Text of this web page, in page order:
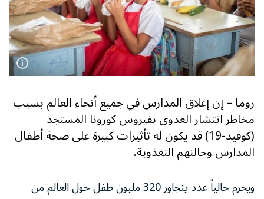
روما – إن إغلاق المدارس في جميع أنحاء العالم بسبب
مخاطر انتشار العدوى بفيروس كورونا المستجد
(كوفيد-19) قد يكون له تأثيرات كبيرة على صحة أطفال
المدارس وحالتهم التغذوية.
ويحرم حالياً عدد يتجاوز 320 مليون طفل حول العالم من